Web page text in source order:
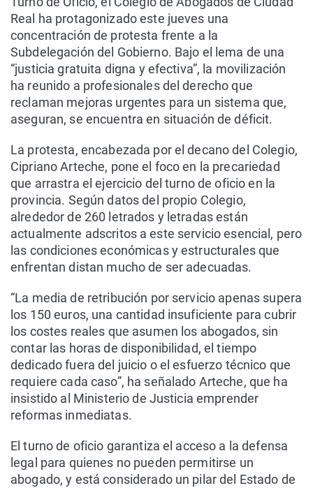
Real ha protagonizado este jueves una
concentración de protesta frente a la
Subdelegación del Gobierno. Bajo el lema de una
“justicia gratuita digna y efectiva”, la movilización
ha reunido a profesionales del derecho que
reclaman mejoras urgentes para un sistema que,
aseguran, se encuentra en situación de déficit.
La protesta, encabezada por el decano del Colegio,
Cipriano Arteche, pone el foco en la precariedad
que arrastra el ejercicio del turno de oficio en la
provincia. Según datos del propio Colegio,
alrededor de 260 letrados y letradas están
actualmente adscritos a este servicio esencial, pero
las condiciones económicas y estructurales que
enfrentan distan mucho de ser adecuadas.
“La media de retribución por servicio apenas supera
los 150 euros, una cantidad insuficiente para cubrir
los costes reales que asumen los abogados, sin
contar las horas de disponibilidad, el tiempo
dedicado fuera del juicio o el esfuerzo técnico que
requiere cada caso”, ha señalado Arteche, que ha
insistido al Ministerio de Justicia emprender
reformas inmediatas.
El turno de oficio garantiza el acceso a la defensa
legal para quienes no pueden permitirse un
abogado, y está considerado un pilar del Estado de